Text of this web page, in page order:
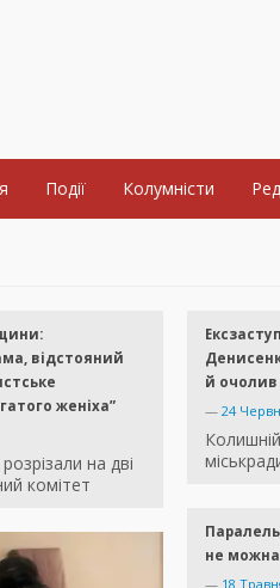
Події Колумністи
відстояний
женіха”
на дві
комітет
й очолив
— 24
не
— 18